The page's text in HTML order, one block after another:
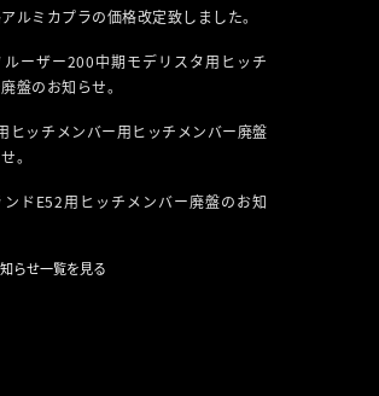
ルミカプラの価格改定致しました。
ルーザー200中期モデリスタ用ヒッチ
盤のお知らせ。
ヒッチメンバー用ヒッチメンバー廃盤
。
ドE52用ヒッチメンバー廃盤のお知
らせ一覧を見る